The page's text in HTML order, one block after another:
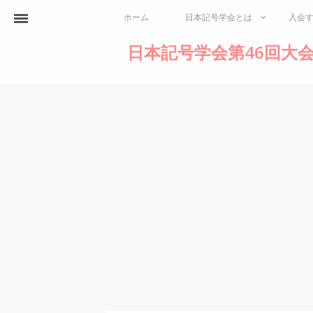
ホーム 日本記号学会とは 入会
日本記号学会第46回大